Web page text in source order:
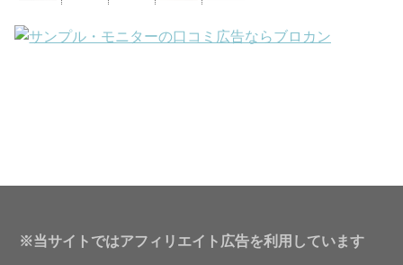
※当サイトではアフィリエイト広告を利用しています